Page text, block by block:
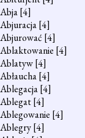
Abja[4]
Abjuracja[4]
Abjurować [4]
Ablaktowanie [4]
Ablatyw[4]
Abłaucha[4]
Ablegacja[4]
Ablegat[4]
Ablegowanie [4]
Ablegry[4]